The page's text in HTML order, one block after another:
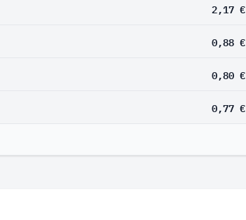
2,17 €
0,88 €
0,80 €
0,77 €